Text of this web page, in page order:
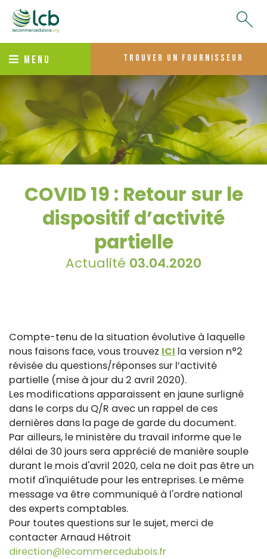
MENU trouver un fournisseur
COVID 19 : Retour sur le
dispositif d’activité
partielle
Actualité 03.04.2020
Compte-tenu de la situation évolutive à laquelle
nous faisons face, vous trouvez ICI la version n°2
révisée du questions/réponses sur l’activité
partielle (mise à jour du 2 avril 2020).
Les modifications apparaissent en jaune surligné
dans le corps du Q/R avec un rappel de ces
dernières dans la page de garde du document.
Par ailleurs, le ministère du travail informe que le
délai de 30 jours sera apprécié de manière souple
durant le mois d'avril 2020, cela ne doit pas être un
motif d'inquiétude pour les entreprises. Le même
message va être communiqué à l'ordre national
des experts comptables.
Pour toutes questions sur le sujet, merci de
contacter Arnaud Hétroit
direction@lecommercedubois.fr